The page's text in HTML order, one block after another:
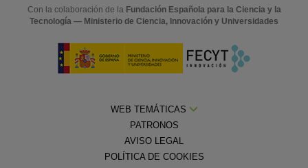
Con la colaboración de la Fundación Española para la Ciencia y la
Tecnología — Ministerio de Ciencia, Innovación y Universidades
WEB TEMÁTICAS
PATRONOS
AVISO LEGAL
POLÍTICA DE COOKIES